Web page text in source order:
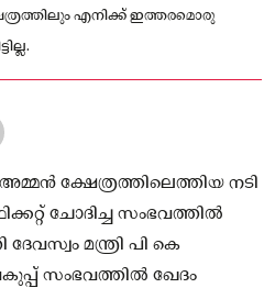
എനിക്ക് ഇത്തരമൊരു
ക്ഷേത്രത്തിലെത്തിയ നടി
ചോദിച്ച സംഭവത്തില്‍
മന്ത്രി പി കെ
സംഭവത്തിൽ ഖേദം